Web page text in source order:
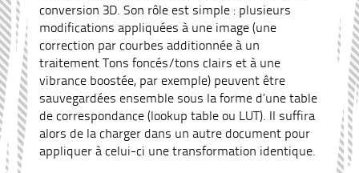
conversion 3D. Son rôle est simple : plusieurs
modifications appliquées à une image (une
correction par courbes additionnée à un
traitement Tons foncés/tons clairs et à une
vibrance boostée, par exemple) peuvent être
sauvegardées ensemble sous la forme d’une table
de correspondance (lookup table ou LUT). Il suffira
alors de la charger dans un autre document pour
appliquer à celui-ci une transformation identique.